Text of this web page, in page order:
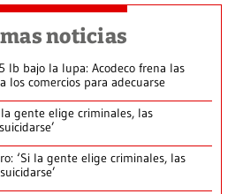
noticias
lb bajo la lupa: Acodeco frena las
los comercios para adecuarse
gente elige criminales, las
‘Si la gente elige criminales, las